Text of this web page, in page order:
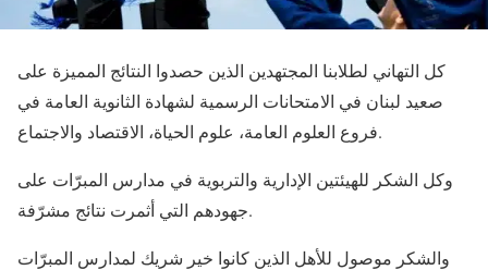
كل التهاني لطلابنا المجتهدين الذين حصدوا النتائج المميزة على
صعيد لبنان في الامتحانات الرسمية لشهادة الثانوية العامة في
فروع العلوم العامة، علوم الحياة، الاقتصاد والاجتماع.
وكل الشكر للهيئتين الإدارية والتربوية في مدارس المبرّات على
جهودهم التي أثمرت نتائج مشرّفة.
والشكر موصول للأهل الذين كانوا خير شريك لمدارس المبرّات